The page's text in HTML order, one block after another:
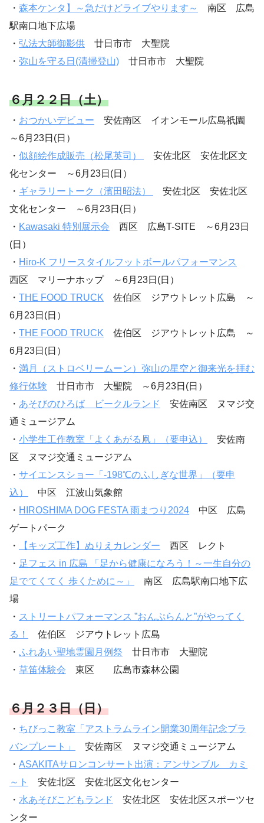
・ 森本ケンタ】～急だけどライブやります～
南区 広島
駅南口地下広場
・ 弘法大師御影供 廿日市市 大聖院
・ 弥山を守る日(清掃登山) 廿日市市 大聖院
６月２２日（土）
・ おつかいデビュー 安佐南区 イオンモール広島祇園
～6月23日(日）
・ 似顔絵作成販売（松尾英司）
安佐北区 安佐北区文
化センター ～6月23日(日）
・ ギャラリートーク（濱田昭法）
安佐北区 安佐北区
文化センター ～6月23日(日）
・ Kawasaki 特別展示会 西区 広島T-SITE ～6月23日
(日）
・ Hiro-K フリースタイルフットボールパフォーマンス
西区 マリーナホップ ～6月23日(日）
・ THE FOOD TRUCK 佐伯区 ジアウトレット広島 ～
6月23日(日）
・ THE FOOD TRUCK 佐伯区 ジアウトレット広島 ～
6月23日(日）
・ 満月（ストロベリームーン）弥山の星空と御来光を拝む
修行体験 廿日市市 大聖院 ～6月23日(日）
・ あそびのひろば ビークルランド
安佐南区 ヌマジ交
通ミュージアム
・ 小学生工作教室「よくあがる凧」（要申込）
安佐南
区 ヌマジ交通ミュージアム
・ サイエンスショー「-198℃のふしぎな世界」（要申
込）
中区 江波山気象館
・ HIROSHIMA DOG FESTA 雨まつり2024 中区 広島
ゲートパーク
・
【キッズ工作】ぬりえカレンダー 西区 レクト
・ 足フェス in 広島 「足から健康になろう！～一生自分の
足でてくてく 歩くために～」
南区 広島駅南口地下広
場
・ ストリートパフォーマンス ”おんぷらんと”がやってく
る！
佐伯区 ジアウトレット広島
・ ふれあい聖地霊園月例祭 廿日市市 大聖院
・ 草笛体験会 東区 広島市森林公園
６月２３日（日）
・ ちびっこ教室「アストラムライン開業30周年記念プラ
バンプレート」
安佐南区 ヌマジ交通ミュージアム
・ ASAKITAサロンコンサート出演：アンサンブル カミ
～ト
安佐北区 安佐北区文化センター
・ 水あそびこどもランド
安佐北区 安佐北区スポーツセ
ンター